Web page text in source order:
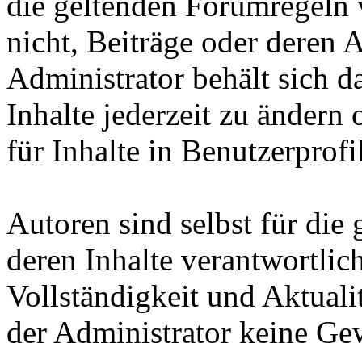
nicht, Beiträge oder deren
Administrator behält sich
Inhalte jederzeit zu ändern
für Inhalte in
Autoren sind selbst für die
deren Inhalte
Vollständigkeit und
der Administrator keine